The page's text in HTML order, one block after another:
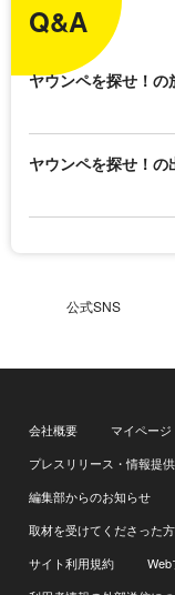
Q&A
ヤウンペを探せ！の
ヤウンペを探せ！の
公式SNS
会社概要 マイページ
プレスリリース・情報提供
編集部からのお知らせ
取材を受けてくださった
サイト利用規約